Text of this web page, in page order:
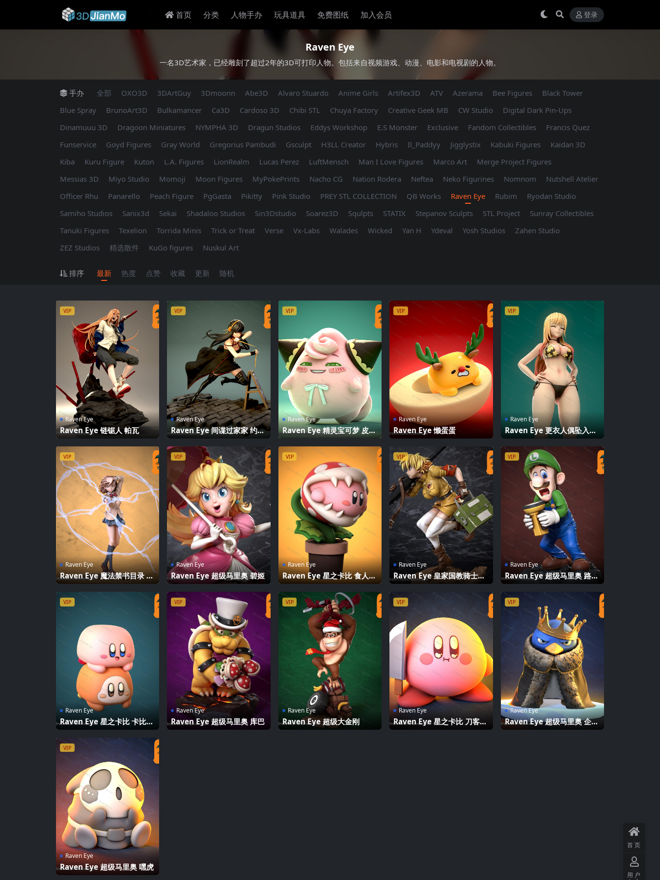
首页 分类 人物手办 玩具道具 免费图纸 加入会员 登录
Raven Eye
一名3D艺术家，已经雕刻了超过2年的3D可打印人物。包括来自视频游戏、动漫、电影和电视剧的人物。
手办 全部 OXO3D 3DArtGuy 3Dmoonn Abe3D Alvaro Stuardo Anime Girls Artifex3D ATV Azerama Bee Figures
Black Tower
Blue Spray
BrunoArt3D Bulkamancer Ca3D Cardoso 3D Chibi STL Chuya Factory Creative Geek MB CW Studio
Digital Dark Pin-Ups
Dinamuuu 3D
Dragoon Miniatures NYMPHA 3D Dragun Studios Eddys Workshop E.S Monster Exclusive Fandom Collectibles
Francis Quez
Funservice
Goyd Figures Gray World Gregorius Pambudi Gsculpt H3LL Creator Hybris Il_Paddyy Jigglystix Kabuki Figures
Kaidan 3D
Kiba
Kuru Figure Kuton L.A. Figures LionRealm Lucas Perez LuftMensch Man I Love Figures Marco Art
Merge Project Figures
Messias 3D
Miyo Studio Momoji Moon Figures MyPokePrints Nacho CG Nation Rodera Neftea Neko Figurines Nomnom
Nutshell Atelier
Officer Rhu
Panarello Peach Figure PgGasta Pikitty Pink Studio PREY STL COLLECTION QB Works Raven Eye Rubim
Ryodan Studio
Samiho Studios
Sanix3d Sekai Shadaloo Studios Sin3Dstudio Soarez3D Squlpts STATIX Stepanov Sculpts STL Project
Sunray Collectibles
Tanuki Figures
Texelion Torrida Minis Trick or Treat Verse Vx-Labs Walades Wicked Yan H Ydeval Yosh Studios
Zahen Studio
ZEZ Studios
精选散件 KuGo figures Nuskul Art
排序 最新 热度 点赞 收藏 更新 随机
VIP
Raven Eye
Raven Eye 链锯人 帕瓦
VIP
Raven Eye
Raven Eye 间谍过家家 约尔
·福杰
VIP
Raven Eye
Raven Eye 精灵宝可梦 皮宝
宝
VIP
Raven Eye
Raven Eye 懒蛋蛋
VIP
Raven Eye
Raven Eye 更衣人偶坠入爱
河 喜多川海梦
VIP
Raven Eye
Raven Eye 魔法禁书目录 御
坂美琴
VIP
Raven Eye
Raven Eye 超级马里奥 碧姬
VIP
Raven Eye
Raven Eye 星之卡比 食人花
卡比
VIP
Raven Eye
Raven Eye 皇家国教骑士团
塞拉斯·维多利亚
VIP
Raven Eye
Raven Eye 超级马里奥 路易
吉
VIP
Raven Eye
Raven Eye 星之卡比 卡比和
瓦豆鲁迪
VIP
Raven Eye
Raven Eye 超级马里奥 库巴
VIP
Raven Eye
Raven Eye 超级大金刚
VIP
Raven Eye
Raven Eye 星之卡比 刀客卡
比
VIP
Raven Eye
Raven Eye 超级马里奥 企鹅
国王
VIP
Raven Eye
Raven Eye 超级马里奥 嘿虎
首页
用户